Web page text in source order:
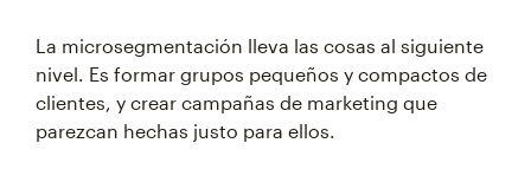
La microsegmentación lleva las cosas al siguiente
nivel. Es formar grupos pequeños y compactos de
clientes, y crear campañas de marketing que
parezcan hechas justo para ellos.